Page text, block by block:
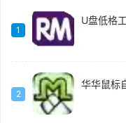
1
2
华华鼠标